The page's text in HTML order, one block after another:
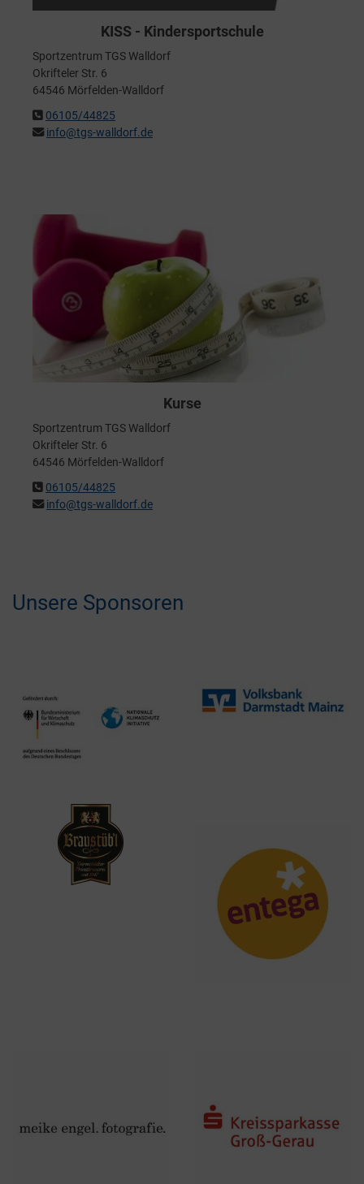
KISS - Kindersportschule
Sportzentrum TGS Walldorf
Okrifteler Str. 6
64546 Mörfelden-Walldorf
06105/44825
info@tgs-walldorf.de
Kurse
Sportzentrum TGS Walldorf
Okrifteler Str. 6
64546 Mörfelden-Walldorf
06105/44825
info@tgs-walldorf.de
Unsere Sponsoren